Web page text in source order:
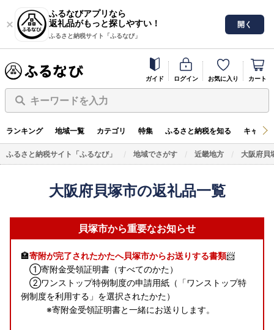
ふるなびアプリなら
返礼品がもっと探しやすい！
ふるさと納税サイト「ふるなび」
開く
ガイド ログイン お気に入り カート
キーワードを入力
ランキング 地域一覧 カテゴリ 特集 ふるさと納税を知る キャン
ふるさと納税サイト「ふるなび」 地域でさがす 近畿地方 大阪府貝
大阪府貝塚市の返礼品一覧
貝塚市から重要なお知らせ
🏣寄附が完了されたかたへ貝塚市からお送りする書類📨
①寄附金受領証明書（すべてのかた）
②ワンストップ特例制度の申請用紙（「ワンストップ特
例制度を利用する」を選択されたかた）
※寄附金受領証明書と一緒にお送りします。